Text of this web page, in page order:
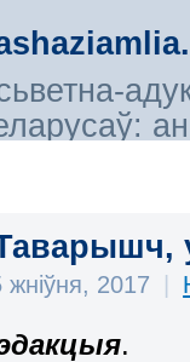
жніўня, 2017 |
.